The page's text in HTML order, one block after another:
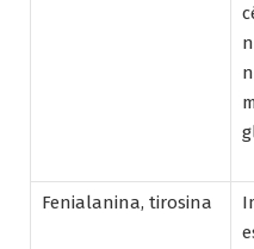
Fenialanina, tirosina